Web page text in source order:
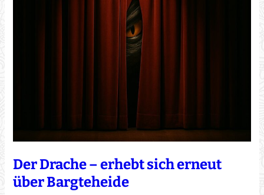
Der Drache – erhebt sich erneut
über Bargteheide